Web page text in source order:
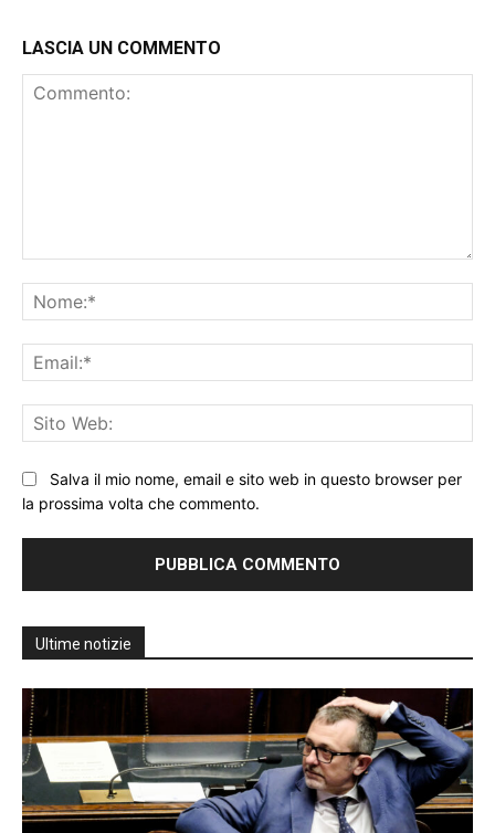
LASCIA UN COMMENTO
Salva il mio nome, email e sito web in questo browser per
la prossima volta che commento.
Ultime notizie